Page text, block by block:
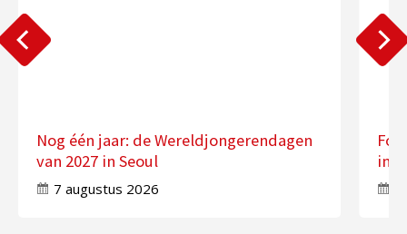
Nog één jaar: de Wereldjongerendagen
van 2027 in Seoul
7 augustus 2026
in